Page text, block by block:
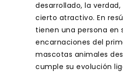
desarrollado, la
cierto atractivo. En
tienen una persona en
encarnaciones del
mascotas animales
cumple su evolución